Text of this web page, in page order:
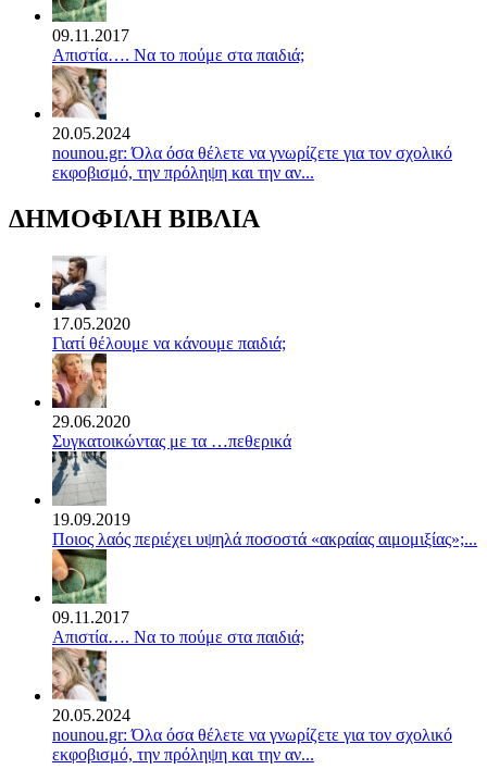
09.11.2017
Απιστία…. Να το πούμε στα παιδιά;
20.05.2024
nounou.gr: Όλα όσα θέλετε να γνωρίζετε για τον σχολικό
εκφοβισμό, την πρόληψη και την αν...
ΔΗΜΟΦΙΛΗ ΒΙΒΛΙΑ
17.05.2020
Γιατί θέλουμε να κάνουμε παιδιά;
29.06.2020
Συγκατοικώντας με τα …πεθερικά
19.09.2019
Ποιος λαός περιέχει υψηλά ποσοστά «ακραίας αιμομιξίας»;...
09.11.2017
Απιστία…. Να το πούμε στα παιδιά;
20.05.2024
nounou.gr: Όλα όσα θέλετε να γνωρίζετε για τον σχολικό
εκφοβισμό, την πρόληψη και την αν...